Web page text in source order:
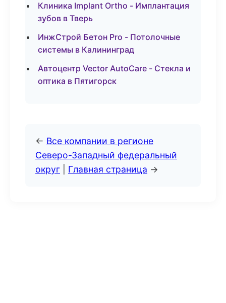
Клиника Implant Ortho - Имплантация
зубов в Тверь
ИнжСтрой Бетон Pro - Потолочные
системы в Калининград
Автоцентр Vector AutoCare - Стекла и
оптика в Пятигорск
← Все компании в регионе
Северо-Западный федеральный
округ
Главная страница →